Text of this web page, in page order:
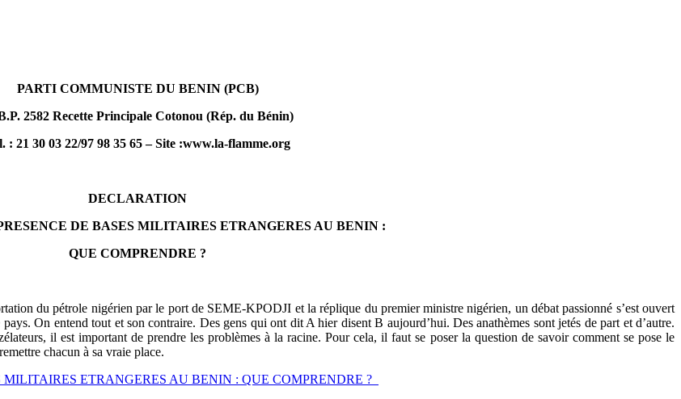
PARTI COMMUNISTE DU BENIN (PCB)
2582 Recette Principale Cotonou (Rép. du Bénin)
: 21 30 03 22/97 98 35 65 – Site :www.la-flamme.org
DECLARATION
DE BASES MILITAIRES ETRANGERES AU BENIN :
QUE COMPRENDRE ?
du pétrole nigérien par le port de SEME-KPODJI et la réplique du premier ministre nigérien, un débat passionné s’est ouvert
On entend tout et son contraire. Des gens qui ont dit A hier disent B aujourd’hui. Des anathèmes sont jetés de part et d’autre.
il est important de prendre les problèmes à la racine. Pour cela, il faut se poser la question de savoir comment se pose le
chacun à sa vraie place.
ETRANGERES AU BENIN : QUE COMPRENDRE ?